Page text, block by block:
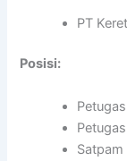
PT
Posisi:
Satpam